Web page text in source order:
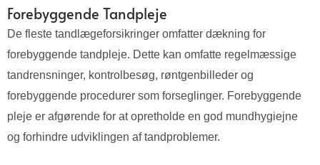
Forebyggende Tandpleje
De fleste tandlægeforsikringer omfatter dækning for
forebyggende tandpleje. Dette kan omfatte regelmæssige
tandrensninger, kontrolbesøg, røntgenbilleder og
forebyggende procedurer som forseglinger. Forebyggende
pleje er afgørende for at opretholde en god mundhygiejne
og forhindre udviklingen af tandproblemer.